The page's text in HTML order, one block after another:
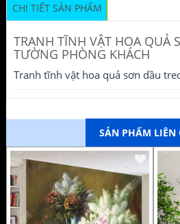
CHI TIẾT SẢN PHẨM
TRANH TĨNH VẬT HOA QUẢ
TƯỜNG PHÒNG KHÁCH
Tranh tĩnh vật hoa quả sơn dầu
SẢN PHẨM LIÊN